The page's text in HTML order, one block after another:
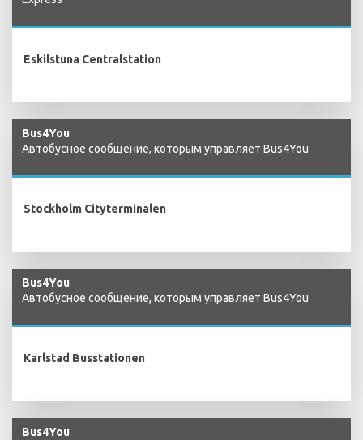
Eskilstuna Centralstation
Bus4You
Автобусное сообщение, которым управляет Bus4You
Stockholm Cityterminalen
Bus4You
Автобусное сообщение, которым управляет Bus4You
Karlstad Busstationen
Bus4You